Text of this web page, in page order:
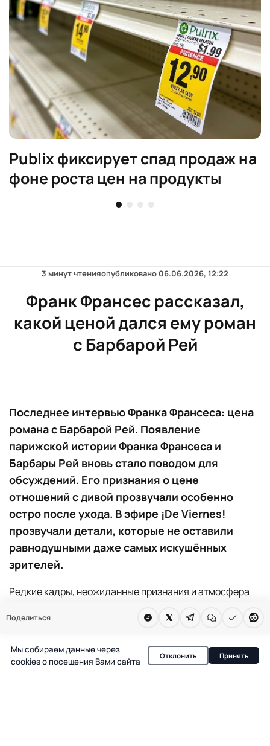
Publix фиксирует спад продаж на
фоне роста цен на продукты
Поделиться
3 минут чтенияопубликовано 06.06.2026, 12:22
Франк Франсес рассказал,
какой ценой дался ему роман
с Барбарой Рей
Последнее интервью Франка Франсеса: цена
романа с Барбарой Рей. Появление
парижской истории Франка Франсеса и
Барбары Рей вновь стало поводом для
обсуждений. Его признания о цене
отношений с дивой прозвучали особенно
остро после ухода. В эфире ¡De Viernes!
прозвучали детали, которые не оставили
равнодушными даже самых искушённых
зрителей.
Редкие кадры, неожиданные признания и атмосфера
прижизненная беседа Франка Франсеса, которую
Viernes!. В центре внимания оказалась не только
Мы собираем данные через
cookies о посещения Вами сайта
Отклонить Принять